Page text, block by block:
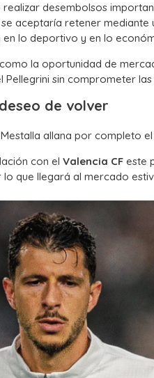
desembolsos
aceptaría retener mediante
lo deportivo y en lo
la oportunidad de
sin comprometer
de volver
allana por completo
con el Valencia CF este
lo que llegará al mercado